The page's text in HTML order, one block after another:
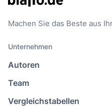
Machen Sie das Beste aus
Unternehmen
Autoren
Team
Vergleichstabellen